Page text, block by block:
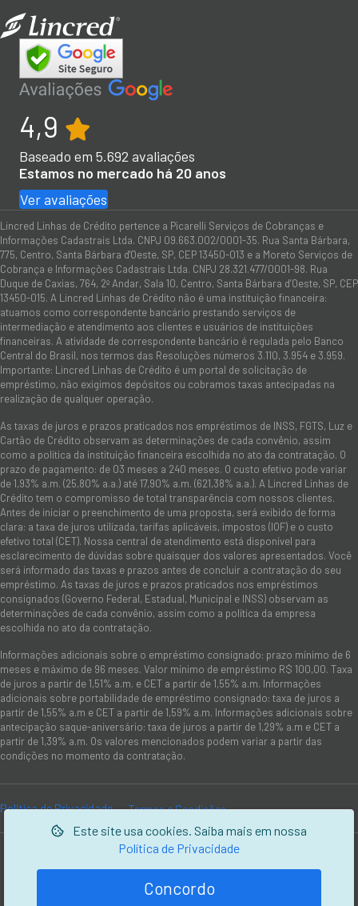
Este site usa cookies. Saiba mais em nossa
Política de Privacidade
Concordo
4,9
Baseado em 5.692 avaliações
Estamos no mercado há 20 anos
Ver avaliações
Lincred Linhas de Crédito pertence a Picarelli Serviços de Cobranças e
Informações Cadastrais Ltda. CNPJ 09.663.002/0001-35. Rua Santa Bárbara,
775, Centro, Santa Bárbara d'Oeste, SP, CEP 13450-013 e a Moreto Serviços de
Cobrança e Informações Cadastrais Ltda. CNPJ 28.321.477/0001-98. Rua
Duque de Caxias, 764, 2º Andar, Sala 10, Centro, Santa Bárbara d’Oeste, SP, CEP
13450-015. A Lincred Linhas de Crédito não é uma instituição financeira:
atuamos como correspondente bancário prestando serviços de
intermediação e atendimento aos clientes e usuários de instituições
financeiras. A atividade de correspondente bancário é regulada pelo Banco
Central do Brasil, nos termos das Resoluções números 3.110, 3.954 e 3.959.
Importante: Lincred Linhas de Crédito é um portal de solicitação de
empréstimo, não exigimos depósitos ou cobramos taxas antecipadas na
realização de qualquer operação.
As taxas de juros e prazos praticados nos empréstimos de INSS, FGTS, Luz e
Cartão de Crédito observam as determinações de cada convênio, assim
como a política da instituição financeira escolhida no ato da contratação. O
prazo de pagamento: de 03 meses a 240 meses. O custo efetivo pode variar
de 1,93% a.m. (25,80% a.a.) até 17,90% a.m. (621,38% a.a.). A Lincred Linhas de
Crédito tem o compromisso de total transparência com nossos clientes.
Antes de iniciar o preenchimento de uma proposta, será exibido de forma
clara: a taxa de juros utilizada, tarifas aplicáveis, impostos (IOF) e o custo
efetivo total (CET). Nossa central de atendimento está disponível para
esclarecimento de dúvidas sobre quaisquer dos valores apresentados. Você
será informado das taxas e prazos antes de concluir a contratação do seu
empréstimo. As taxas de juros e prazos praticados nos empréstimos
consignados (Governo Federal, Estadual, Municipal e INSS) observam as
determinações de cada convênio, assim como a política da empresa
escolhida no ato da contratação.
Informações adicionais sobre o empréstimo consignado: prazo mínimo de 6
meses e máximo de 96 meses. Valor mínimo de empréstimo R$ 100,00. Taxa
de juros a partir de 1,51% a.m. e CET a partir de 1,55% a.m. Informações
adicionais sobre portabilidade de empréstimo consignado: taxa de juros a
partir de 1,55% a.m e CET a partir de 1,59% a.m. Informações adicionais sobre
antecipação saque-aniversário: taxa de juros a partir de 1,29% a.m e CET a
partir de 1,39% a.m. Os valores mencionados podem variar a partir das
condições no momento da contratação.
Política de Privacidade Termos e Condições